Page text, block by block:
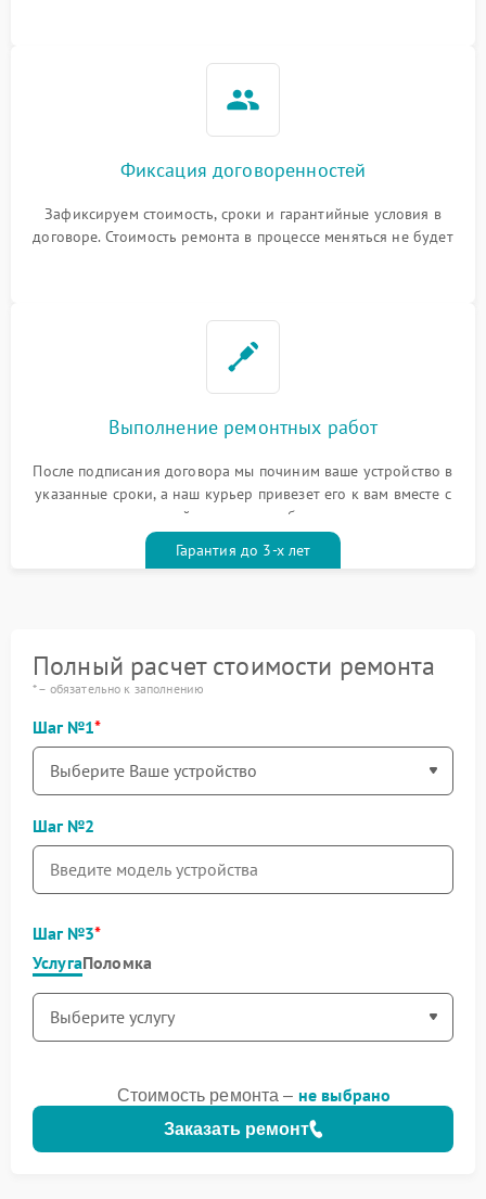
Фиксация договоренностей
Зафиксируем стоимость, сроки и гарантийные условия в
договоре. Стоимость ремонта в процессе меняться не будет
Выполнение ремонтных работ
После подписания договора мы починим ваше устройство в
указанные сроки, а наш курьер привезет его к вам вместе с
гарантийным талоном бесплатно
Гарантия до 3-х лет
Полный расчет стоимости ремонта
* – обязательно к заполнению
Шаг №1
Шаг №2
Шаг №3
УслугаПоломка
Заказать ремонт
Стоимость ремонта – не выбрано